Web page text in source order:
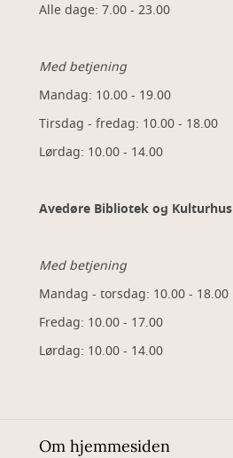
Alle dage: 7.00 - 23.00
Med betjening
Mandag: 10.00 - 19.00
Tirsdag - fredag: 10.00 - 18.00
Lørdag: 10.00 - 14.00
Avedøre Bibliotek og Kulturhus
Med betjening
Mandag - torsdag: 10.00 - 18.00
Fredag: 10.00 - 17.00
Lørdag: 10.00 - 14.00
Om hjemmesiden